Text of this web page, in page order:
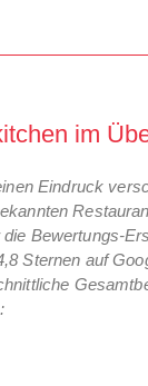
im
Eindruck
Bewertungs-
Sternen auf